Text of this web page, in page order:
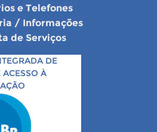
e Telefones
/ Informações
de Serviços
DE
À